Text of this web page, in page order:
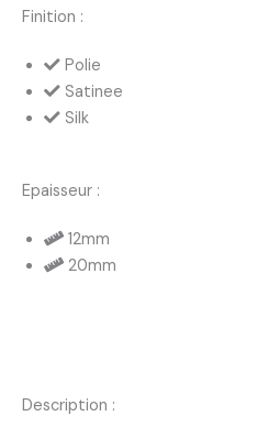
Finition :
Polie
Satinee
Silk
Epaisseur :
12mm
20mm
Description :